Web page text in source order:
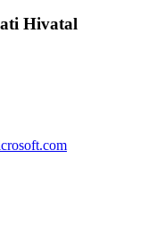
Hivatal